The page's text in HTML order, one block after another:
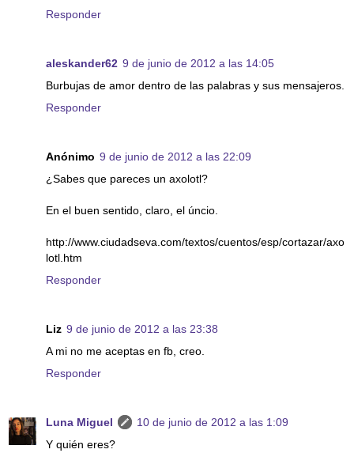
Responder
aleskander62 9 de junio de 2012 a las 14:05
Burbujas de amor dentro de las palabras y sus mensajeros.
Responder
Anónimo 9 de junio de 2012 a las 22:09
¿Sabes que pareces un axolotl?
En el buen sentido, claro, el úncio.
http://www.ciudadseva.com/textos/cuentos/esp/cortazar/axo
lotl.htm
Responder
Liz 9 de junio de 2012 a las 23:38
A mi no me aceptas en fb, creo.
Responder
Luna Miguel
10 de junio de 2012 a las 1:09
Y quién eres?